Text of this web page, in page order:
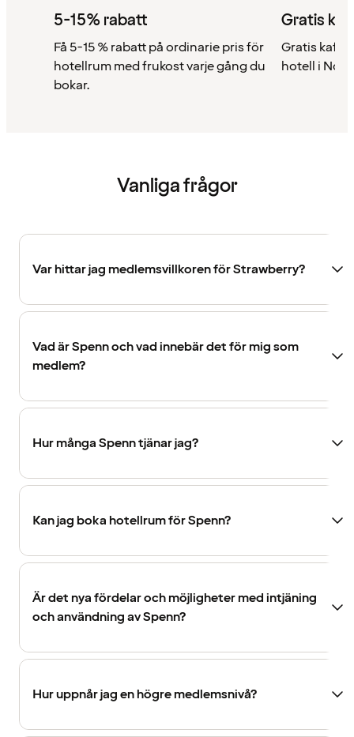
5-15% rabatt
Få 5-15 % rabatt på ordinarie pris för
hotellrum med frukost varje gång du
bokar.
Gratis
Gratis kaffe
hotell i
Vanliga frågor
Var hittar jag medlemsvillkoren för Strawberry?
Vad är Spenn och vad innebär det för mig som
medlem?
Hur många Spenn tjänar jag?
Kan jag boka hotellrum för Spenn?
Är det nya fördelar och möjligheter med intjäning
och användning av Spenn?
Hur uppnår jag en högre medlemsnivå?